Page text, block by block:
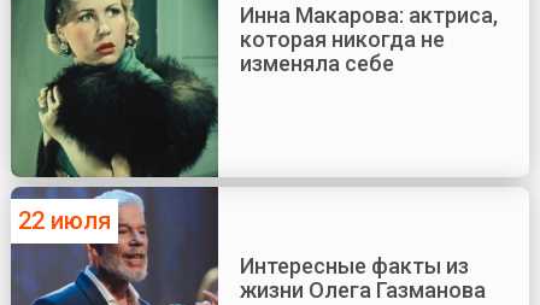
Инна Макарова: актриса,
которая никогда не
изменяла себе
22 июля
Интересные факты из
жизни Олега Газманова